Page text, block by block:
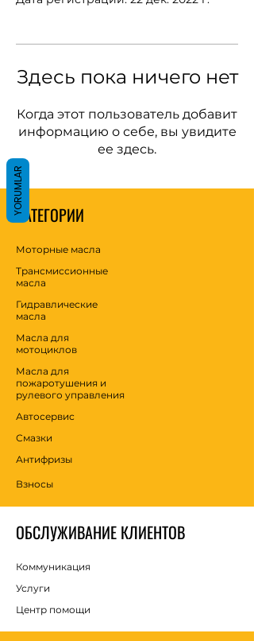
Здесь пока ничего нет
Когда этот пользователь добавит
информацию о себе, вы увидите
ее здесь.
КАТЕГОРИИ
Моторные масла
Трансмиссионные
масла
Гидравлические
масла
Масла для
мотоциклов
Масла для
пожаротушения и
рулевого управления
Автосервис
Смазки
Антифризы
Взносы
ОБСЛУЖИВАНИЕ КЛИЕНТОВ
Коммуникация
Услуги
Центр помощи
YORUMLAR